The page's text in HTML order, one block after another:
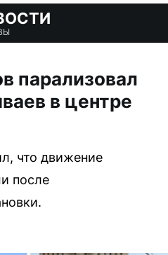
парализовал
в центре
что движение
после